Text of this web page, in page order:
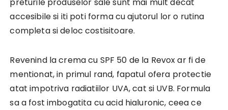
accesibile si iti poti forma cu ajutorul lor o rutina
completa si deloc costisitoare.
Revenind la crema cu SPF 50 de la Revox ar fi de
mentionat, in primul rand, fapatul ofera protectie
atat impotriva radiatiilor UVA, cat si UVB. Formula
sa a fost imbogatita cu acid hialuronic, ceea ce